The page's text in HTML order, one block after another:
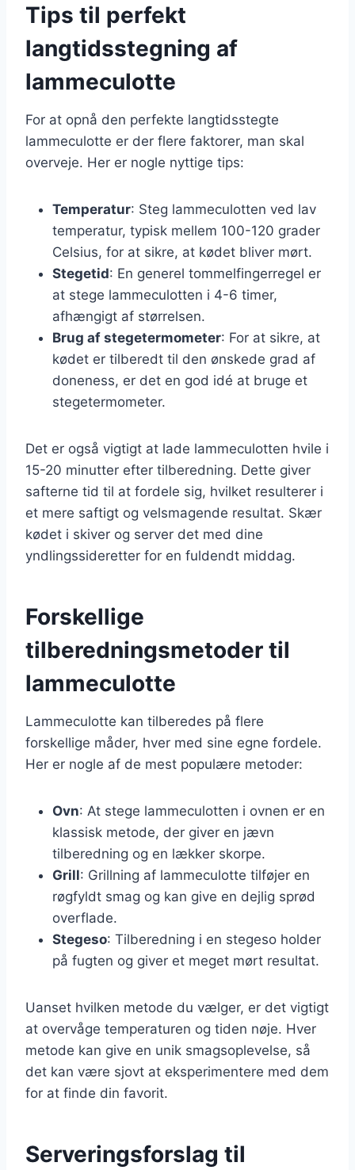
Tips til perfekt
langtidsstegning af
lammeculotte
For at opnå den perfekte langtidsstegte
lammeculotte er der flere faktorer, man skal
overveje. Her er nogle nyttige tips:
Temperatur: Steg lammeculotten ved lav
temperatur, typisk mellem 100-120 grader
Celsius, for at sikre, at kødet bliver mørt.
Stegetid: En generel tommelfingerregel er
at stege lammeculotten i 4-6 timer,
afhængigt af størrelsen.
Brug af stegetermometer: For at sikre, at
kødet er tilberedt til den ønskede grad af
doneness, er det en god idé at bruge et
stegetermometer.
Det er også vigtigt at lade lammeculotten hvile i
15-20 minutter efter tilberedning. Dette giver
safterne tid til at fordele sig, hvilket resulterer i
et mere saftigt og velsmagende resultat. Skær
kødet i skiver og server det med dine
yndlingssideretter for en fuldendt middag.
Forskellige
tilberedningsmetoder til
lammeculotte
Lammeculotte kan tilberedes på flere
forskellige måder, hver med sine egne fordele.
Her er nogle af de mest populære metoder:
Ovn: At stege lammeculotten i ovnen er en
klassisk metode, der giver en jævn
tilberedning og en lækker skorpe.
Grill: Grillning af lammeculotte tilføjer en
røgfyldt smag og kan give en dejlig sprød
overflade.
Stegeso: Tilberedning i en stegeso holder
på fugten og giver et meget mørt resultat.
Uanset hvilken metode du vælger, er det vigtigt
at overvåge temperaturen og tiden nøje. Hver
metode kan give en unik smagsoplevelse, så
det kan være sjovt at eksperimentere med dem
for at finde din favorit.
Serveringsforslag til